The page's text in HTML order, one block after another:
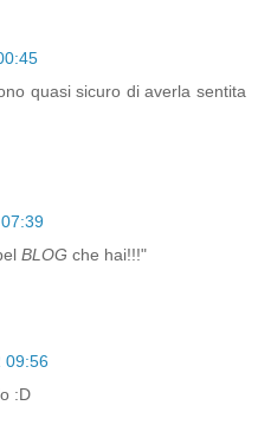
quasi sicuro di averla sentita
BLOG che hai!!!"
09:56
:D